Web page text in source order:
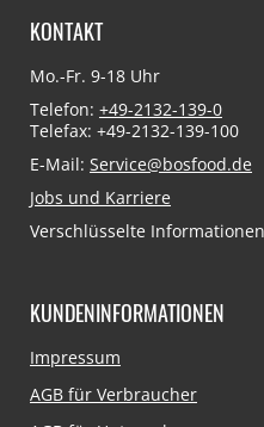
KONTAKT
Mo.-Fr. 9-18 Uhr
Telefon: +49-2132-139-0
Telefax: +49-2132-139-100
E-Mail: Service@bosfood.de
Jobs und Karriere
Verschlüsselte
KUNDENINFORMATIONEN
Navigation
Impressum
AGB für Verbraucher